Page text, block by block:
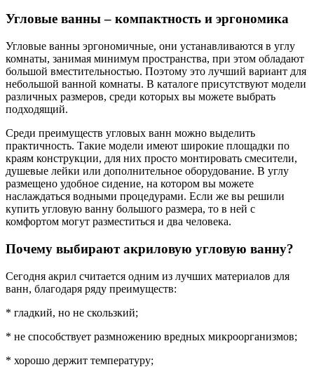
Угловые ванны – компактность и эргономика
Угловые ванны эргономичные, они устанавливаются в углу
комнаты, занимая минимум пространства, при этом обладают
большой вместительностью. Поэтому это лучший вариант для
небольшой ванной комнаты. В каталоге присутствуют модели
различных размеров, среди которых вы можете выбрать
подходящий.
Среди преимуществ угловых ванн можно выделить
практичность. Такие модели имеют широкие площадки по
краям конструкции, для них просто монтировать смесители,
душевые лейки или дополнительное оборудование. В углу
размещено удобное сидение, на котором вы можете
наслаждаться водными процедурами. Если же вы решили
купить угловую ванну большого размера, то в ней с
комфортом могут разместиться и два человека.
Почему выбирают акриловую угловую ванну?
Сегодня акрил считается одним из лучших материалов для
ванн, благодаря ряду преимуществ:
* гладкий, но не скользкий;
* не способствует размножению вредных микроорганизмов;
* хорошо держит температуру;